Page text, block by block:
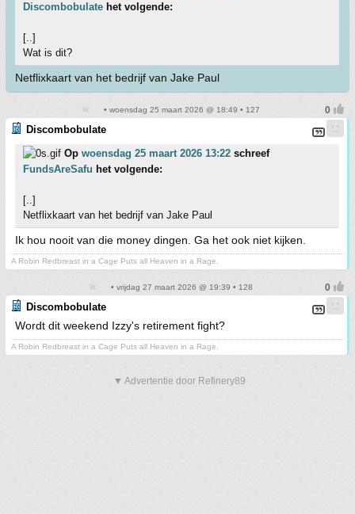
Discombobulate het volgende:
[..]
Wat is dit?
Netflixkaart van het bedrijf van Jake Paul
• woensdag 25 maart 2026 @ 18:49 • 127
Discombobulate
Op woensdag 25 maart 2026 13:22 schreef
FundsAreSafu het volgende:
[..]
Netflixkaart van het bedrijf van Jake Paul
Ik hou nooit van die money dingen. Ga het ook niet kijken.
A Robin Redbreast in a Cage Puts all Heaven in a Rage.
• vrijdag 27 maart 2026 @ 19:39 • 128
Discombobulate
Wordt dit weekend Izzy's retirement fight?
A Robin Redbreast in a Cage Puts all Heaven in a Rage.
▼ Advertentie door Refinery89